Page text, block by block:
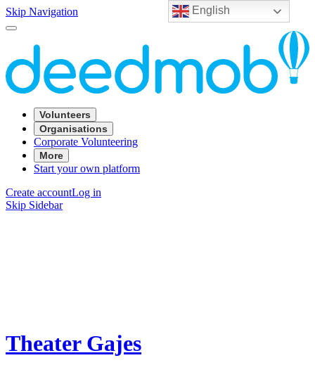
English
Skip Navigation
Volunteers
Organisations
Corporate Volunteering
More
Start your own platform
Create accountLog in
Skip Sidebar
Theater Gajes